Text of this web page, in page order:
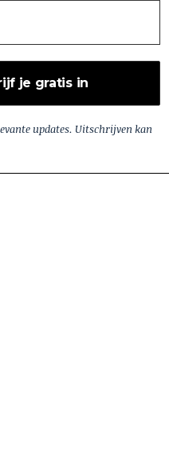
updates. Uitschrijven kan